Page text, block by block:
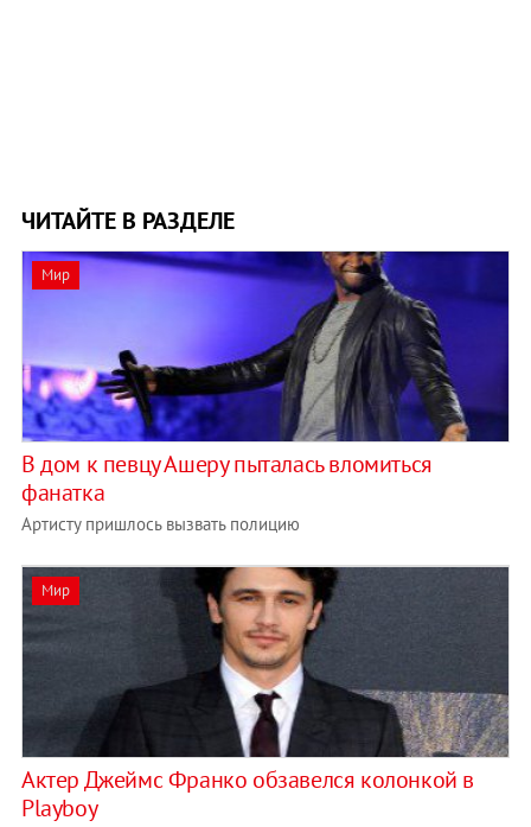
ЧИТАЙТЕ В РАЗДЕЛЕ
Мир
В дом к певцу Ашеру пыталась вломиться
фанатка
Артисту пришлось вызвать полицию
Мир
Актер Джеймс Франко обзавелся колонкой в
Playboy